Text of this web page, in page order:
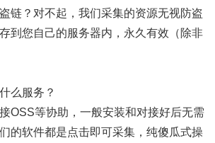
链？对不起，我们采集的资源无视防盗
到您自己的服务器内，永久有效（除非
么服务？
OSS等协助，一般安装和对接好后无需
的软件都是点击即可采集，纯傻瓜式操